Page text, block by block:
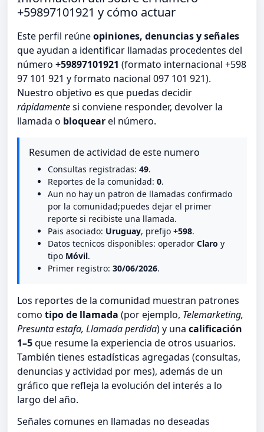
+59897101921 y cómo actuar
Este perfil reúneopiniones, denuncias y señales
que ayudan a identificar llamadas procedentes del
número +59897101921 (formato internacional +598
97 101 921 y formato nacional 097 101 921).
Nuestro objetivo es que puedas decidir
rápidamentesi conviene responder, devolver la
llamada o bloquearel número.
Resumen de actividad de este numero
Consultas registradas: 49.
Reportes de la comunidad: 0.
Aun no hay un patron de llamadas confirmado
por la comunidad;puedes dejar el primer
reporte si recibiste una llamada.
Pais asociado: Uruguay, prefijo +598.
Datos tecnicos disponibles: operador Claro y
tipo Móvil.
Primer registro: 30/06/2026.
Los reportes de la comunidad muestran patrones
como tipo de llamada (por ejemplo, Telemarketing,
Presunta estafa, Llamada perdida) y una calificación
1–5que resume la experiencia de otros usuarios.
También tienes estadísticas agregadas (consultas,
denuncias y actividad por mes), además de un
gráfico que refleja la evolución del interés a lo
largo del año.
Señales comunes en llamadas no deseadas